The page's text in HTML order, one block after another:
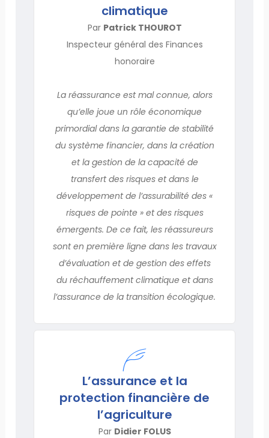
climatique
Par Patrick THOUROT
Inspecteur général des Finances
honoraire
La réassurance est mal connue, alors
qu’elle joue un rôle économique
primordial dans la garantie de stabilité
du système financier, dans la création
et la gestion de la capacité de
transfert des risques et dans le
développement de l’assurabilité des «
risques de pointe » et des risques
émergents. De ce fait, les réassureurs
sont en première ligne dans les travaux
d’évaluation et de gestion des effets
du réchauffement climatique et dans
l’assurance de la transition écologique.
L’assurance et la
protection financière de
l’agriculture
Par Didier FOLUS